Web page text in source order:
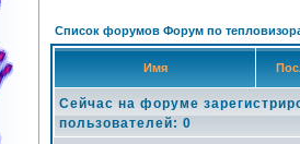
Список форумов Форум по
Имя
Сейчас на форуме
пользователей: 0